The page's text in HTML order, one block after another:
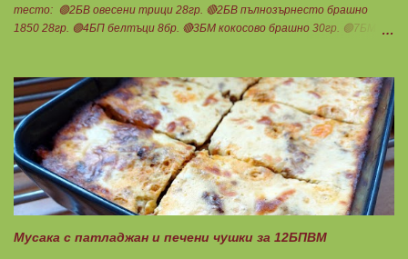
тесто: 🟢2БВ овесени трици 28гр. 🔴2БВ пълнозърнесто брашно
1850 28гр. 🟢4БП белтъци 8бр. 🔴3БМ кокосово брашно 30гр. 🟢7БМ
добре и се оставя на страна да набъбне. За чийз крема: 🟢3БП
обезмаслено крем сирене Кауфланд 200гр. + 1 равна с.л скир 🟠1БП
яйце 1бр. Ванилия Не подслаждам! За отгоре: 🟢4БВ сини сливи
360гр. Канела Мазнините са удвоени за белтъците и крем сиренето!
В голяма силиконова форма за тарт, разпределих така: 🥧1- ви слой
от кексово тесто 🥧2- ри слой чийз крем 🥧3- ти слой нарязани сини
сливи Канелата поръсих след изпичане, за да не е много натрапчива и
в голямо количество. Сладкиша изпекох в загрята фурна на 180
Мусака с патладжан и печени чушки за 12БПВМ